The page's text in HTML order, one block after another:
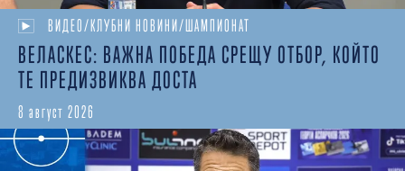
ВИДЕО/КЛУБНИ НОВИНИ/ШАМПИОНАТ
ВЕЛАСКЕС: ВАЖНА ПОБЕДА СРЕЩУ ОТБОР, КОЙТО
ТЕ ПРЕДИЗВИКВА ДОСТА
8 август 2026